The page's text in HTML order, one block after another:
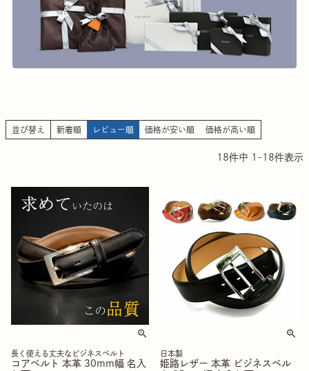
並び替え 新着順 レビュー順 価格が安い順 価格が高い順
18件中 1 - 18件表示
長く使える丈夫なビジネスベルト
コアベルト 本革 30mm幅 名入
日本製
姫路レザー 本革 ビジネスベル